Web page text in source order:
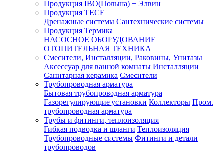
Продукция IBO(Польша) + Элвин
Продукция TECE
Дренажные системы Сантехнические системы
Продукция Термика
НАСОСНОЕ ОБОРУДОВАНИЕ
ОТОПИТЕЛЬНАЯ ТЕХНИКА
Смесители, Инсталляции, Раковины, Унитазы
Аксессуар для ванной комнаты Инсталляции
Санитарная керамика Смесители
Трубопроводная арматура
Бытовая трубопроводная арматура
Газорегулирующие установки Коллекторы Пром.
трубопроводная арматура
Трубы и фитинги, теплоизоляция
Гибкая подводка и шланги Теплоизоляция
Трубопроводные системы Фитинги и детали
трубопроводов